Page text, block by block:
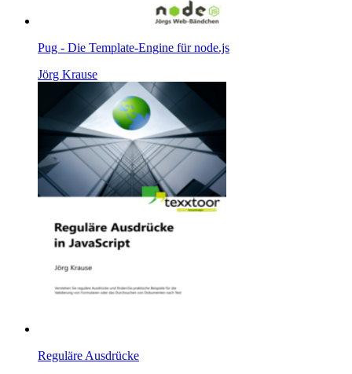
Pug - Die Template-Engine für node.js
Jörg Krause
Reguläre Ausdrücke